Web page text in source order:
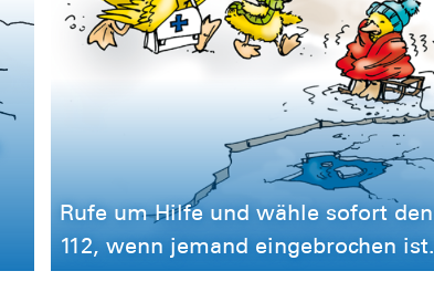
Rufe um Hilfe und wähle sofort
112, wenn jemand eingebrochen ist.